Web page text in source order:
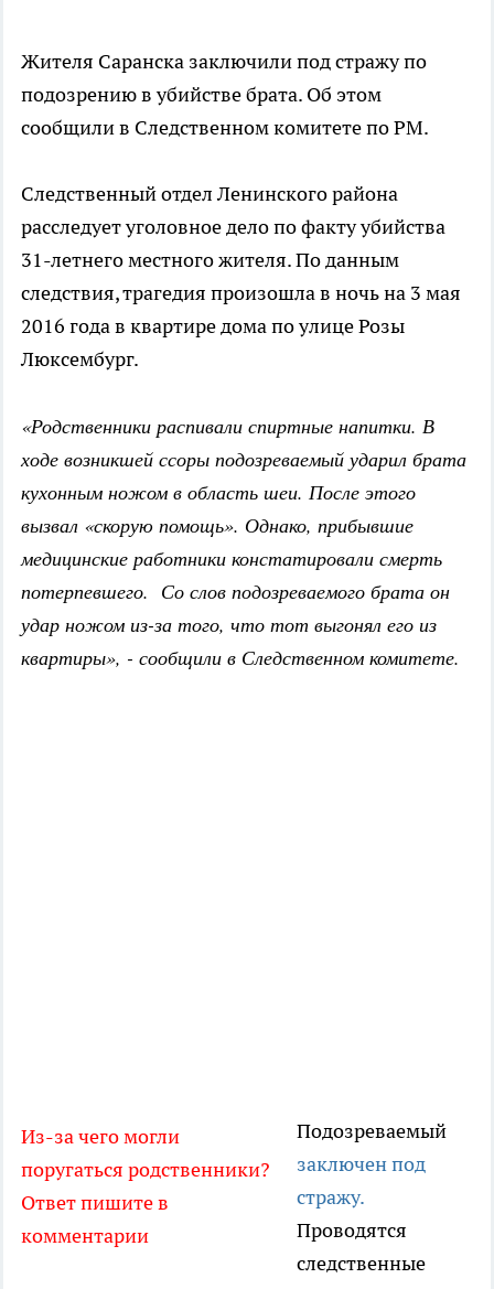
Жителя Саранска заключили под стражу по
подозрению в убийстве брата. Об этом
сообщили в Следственном комитете по РМ.
Следственный отдел Ленинского района
расследует уголовное дело по факту убийства
31-летнего местного жителя. По данным
следствия, трагедия произошла в ночь на 3 мая
2016 года в квартире дома по улице Розы
Люксембург.
«Родственники распивали спиртные напитки. В
ходе возникшей ссоры подозреваемый ударил брата
кухонным ножом в область шеи. После этого
вызвал «скорую помощь». Однако, прибывшие
медицинские работники констатировали смерть
потерпевшего. Со слов подозреваемого брата он
удар ножом из-за того, что тот выгонял его из
квартиры», - сообщили в Следственном комитете.
Из-за чего могли
поругаться родственники?
Ответ пишите в
комментарии
Подозреваемый
заключен под
стражу.
Проводятся
следственные